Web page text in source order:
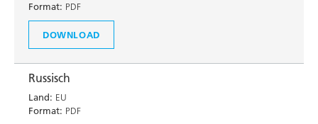
Format: PDF
DOWNLOAD
Russisch
Land: EU
Format: PDF